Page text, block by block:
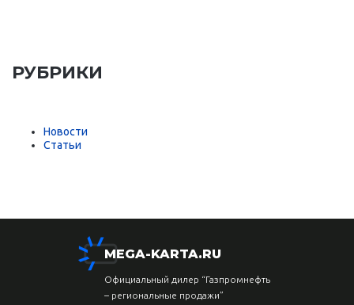
РУБРИКИ
Новости
Статьи
MEGA-KARTA.RU
Официальный дилер “Газпромнефть
– региональные продажи”